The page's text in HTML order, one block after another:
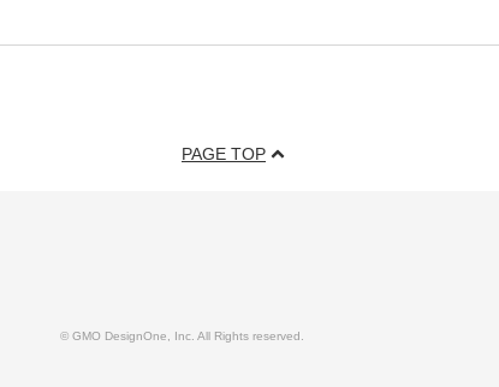
PAGE TOP
© GMO DesignOne, Inc. All Rights reserved.